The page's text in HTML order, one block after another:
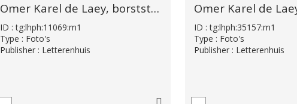
Omer Karel de Laey, borststuk
ID : tg:lhph:11069:m1
Type : Foto's
Publisher : Letterenhuis
ID : tg:lhph:35157:m1
Type : Foto's
Publisher : Letterenhuis